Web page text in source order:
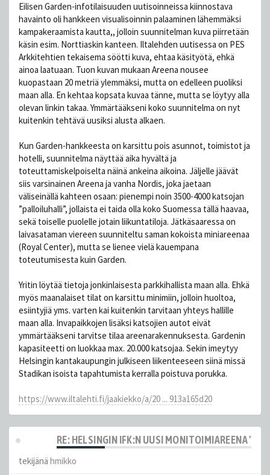
Eilisen Garden-infotilaisuuden uutisoinneissa kiinnostava
havainto oli hankkeen visualisoinnin palaaminen lähemmäksi
kampakeraamista kautta,, jolloin suunnitelman kuva piirretään
käsin esim. Norttiaskin kanteen. Iltalehden uutisessa on PES
Arkkitehtien tekaisema söötti kuva, ehtaa käsityötä, ehkä
ainoa laatuaan. Tuon kuvan mukaan Areena nousee
kuopastaan 20 metriä ylemmäksi, mutta on edelleen puoliksi
maan alla. En kehtaa kopsata kuvaa tänne, mutta se löytyy alla
olevan linkin takaa. Ymmärtääkseni koko suunnitelma on nyt
kuitenkin tehtävä uusiksi alusta alkaen.
Kun Garden-hankkeesta on karsittu pois asunnot, toimistot ja
hotelli, suunnitelma näyttää aika hyvältä ja
toteuttamiskelpoiselta näinä ankeina aikoina. Jäljelle jäävät
siis varsinainen Areena ja vanha Nordis, joka jaetaan
väliseinällä kahteen osaan: pienempi noin 3500-4000 katsojan
”palloiluhalli”, jollaista ei taida olla koko Suomessa tällä haavaa,
sekä toiselle puolelle jotain liikuntatiloja. Jätkäsaaressa on
laivasataman viereen suunniteltu saman kokoista miniareenaa
(Royal Center), mutta se lienee vielä kauempana
toteutumisesta kuin Garden.
Yritin löytää tietoja jonkinlaisesta parkkihallista maan alla. Ehkä
myös maanalaiset tilat on karsittu minimiin, jolloin huoltoa,
esiintyjiä yms. varten kai kuitenkin tarvitaan yhteys hallille
maan alla. Invapaikkojen lisäksi katsojien autot eivät
ymmärtääkseni tarvitse tilaa areenarakennuksesta. Gardenin
kapasiteetti on luokkaa max. 20.000 katsojaa. Sekin imeytyy
Helsingin kantakaupungin julkiseen liikenteeseen siinä missä
Stadikan isoista tapahtumista kerralla poistuva porukka.
https://www.iltalehti.fi/jaakiekko/a/20 ... 913a165d20
RE: HELSINGIN IFK:N UUSI MONITOIMIAREENA
tekijänä hmikko